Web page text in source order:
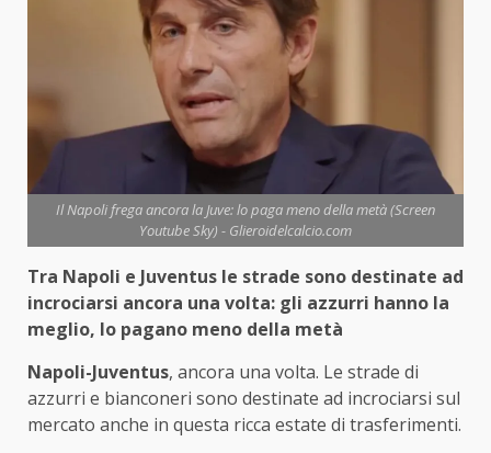
Il Napoli frega ancora la Juve: lo paga meno della metà (Screen
Youtube Sky) - Glieroidelcalcio.com
Tra Napoli e Juventus le strade sono destinate ad
incrociarsi ancora una volta: gli azzurri hanno la
meglio, lo pagano meno della metà
Napoli-Juventus, ancora una volta. Le strade di
azzurri e bianconeri sono destinate ad incrociarsi sul
mercato anche in questa ricca estate di trasferimenti.